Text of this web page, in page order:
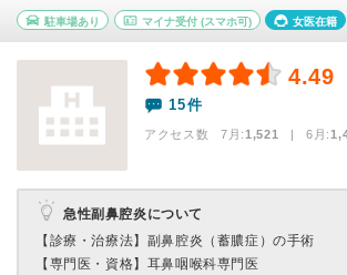
駐車場あり マイナ受付(スマホ可) 女医在籍
4.49
15件
アクセス数 7月:1,521 | 6月:
急性副鼻腔炎について
【診療・治療法】 副鼻腔炎（蓄膿症）の手術
【専門医・資格】 耳鼻咽喉科専門医